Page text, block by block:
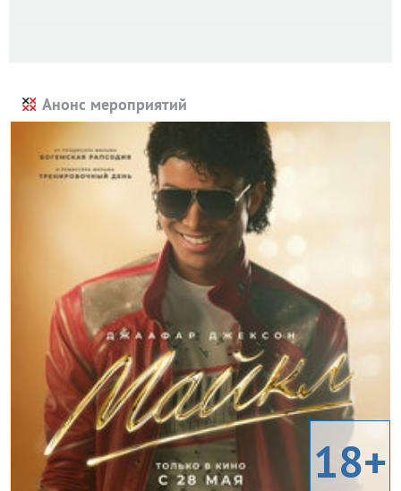
Анонс мероприятий
18+